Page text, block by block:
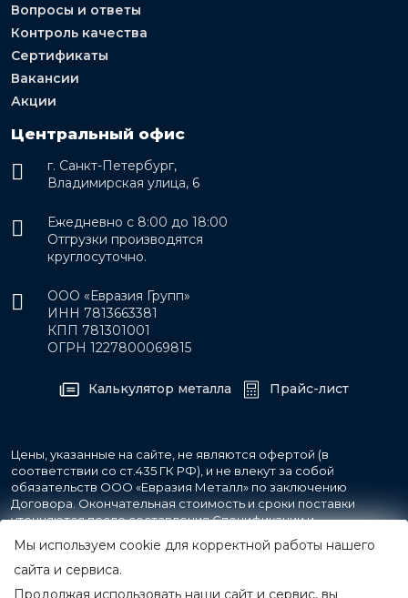
Вопросы и ответы
Контроль качества
Сертификаты
Вакансии
Акции
Центральный офис
г. Санкт-Петербург,
Владимирская улица, 6
Ежедневно с 8:00 до 18:00
Отгрузки производятся
круглосуточно.
ООО «Евразия Групп»
ИНН 7813663381
КПП 781301001
ОГРН 1227800069815
Калькулятор металла Прайс-лист
Цены, указанные на сайте, не являются офертой (в
соответствии со ст.435 ГК РФ), и не влекут за собой
обязательств ООО «Евразия Металл» по заключению
Договора. Окончательная стоимость и сроки поставки
уточняются после составления Спецификации и
фиксируются в Счете на оплату, а также Спецификации на
поставку товара.
Мы используем cookie для корректной работы нашего
сайта и сервиса.
Продолжая использовать наши сайт и сервис, вы